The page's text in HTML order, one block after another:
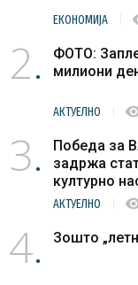
ЕКОНОМИЈА
2
ФОТО:
милиони
АКТУЕЛНО
3
Победа за
задржа
културно
АКТУЕЛНО
4 Зошто